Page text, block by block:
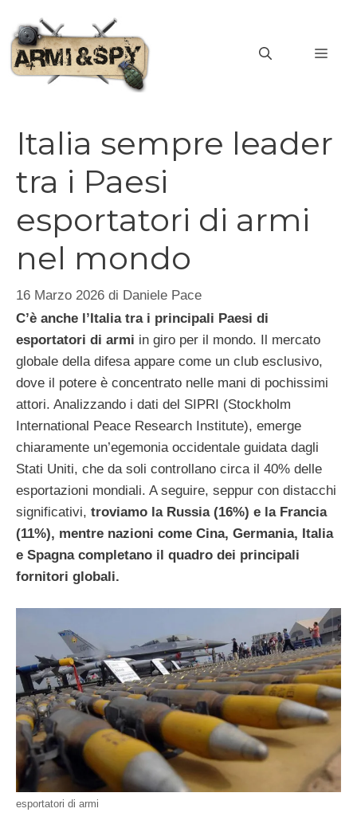
contenuto
Italia sempre leader
tra i Paesi
esportatori di armi
nel mondo
16 Marzo 2026 di Daniele Pace
C’è anche l’Italia tra i principali Paesi di
esportatori di armi in giro per il mondo. Il mercato
globale della difesa appare come un club esclusivo,
dove il potere è concentrato nelle mani di pochissimi
attori. Analizzando i dati del SIPRI (Stockholm
International Peace Research Institute), emerge
chiaramente un’egemonia occidentale guidata dagli
Stati Uniti, che da soli controllano circa il 40% delle
esportazioni mondiali. A seguire, seppur con distacchi
significativi, troviamo la Russia (16%) e la Francia
(11%), mentre nazioni come Cina, Germania, Italia
e Spagna completano il quadro dei principali
fornitori globali.
esportatori di armi